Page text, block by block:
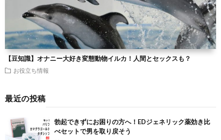
【豆知識】オナニー大好き変態動物イルカ！人間とセックスも？
お役立ち情報
最近の投稿
勃起できずにお困りの方へ！EDジェネリック薬効き比
べセットで男を取り戻そう